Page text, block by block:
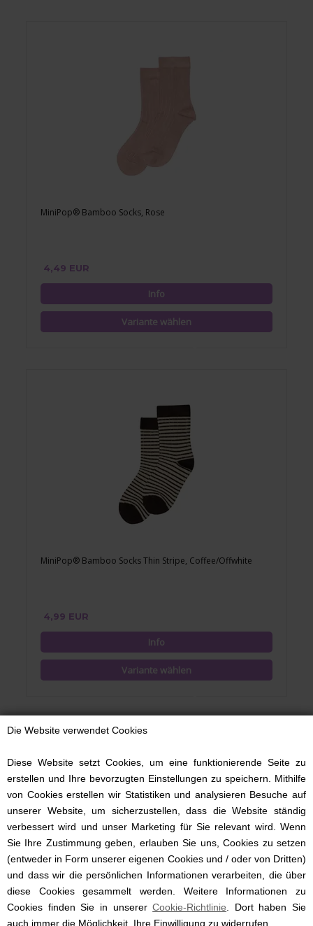
Die Website verwendet Cookies
Diese Website setzt Cookies, um eine funktionierende Seite zu
erstellen und Ihre bevorzugten Einstellungen zu speichern. Mithilfe
von Cookies erstellen wir Statistiken und analysieren Besuche auf
unserer Website, um sicherzustellen, dass die Website ständig
verbessert wird und unser Marketing für Sie relevant wird. Wenn
Sie Ihre Zustimmung geben, erlauben Sie uns, Cookies zu setzen
(entweder in Form unserer eigenen Cookies und / oder von Dritten)
und dass wir die persönlichen Informationen verarbeiten, die über
diese Cookies gesammelt werden. Weitere Informationen zu
Cookies finden Sie in unsererCookie-Richtlinie . Dort haben Sie
auch immer die Möglichkeit, Ihre Einwilligung zu widerrufen.
MiniPop® Bamboo Socks, Rose
4,49 EUR
MiniPop® Bamboo Socks Thin Stripe, Coffee/Offwhite
4,99 EUR
MiniPop® Bamboo Socks Thin Stripe, Navy/Offwhite